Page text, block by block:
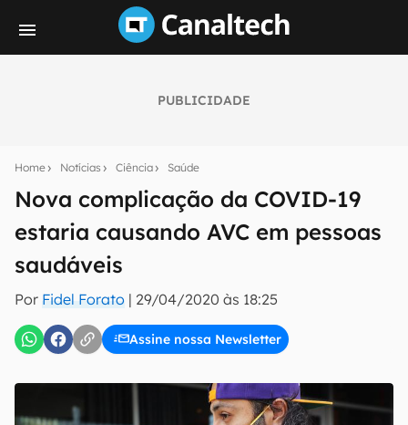
PUBLICIDADE
Home Notícias Ciência Saúde
Nova complicação da COVID-19
estaria causando AVC em pessoas
saudáveis
Por Fidel Forato | 29/04/2020 às 18:25
Assine nossa Newsletter
notícias e reviews sobre tecnologia em primeira
E-mail
inscreva-se
Uso e Política de Privacidade do Canaltech.